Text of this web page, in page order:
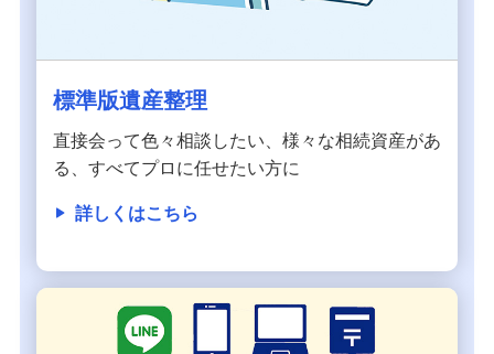
標準版遺産整理
直接会って色々相談したい、様々な相続資産があ
る、すべてプロに任せたい方に
詳しくはこちら